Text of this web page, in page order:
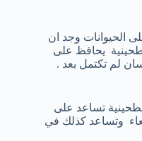
الحيوانات وجد ان
يحافظ على
لم تكتمل بعد .
تساعد على
وتساعد كذلك في